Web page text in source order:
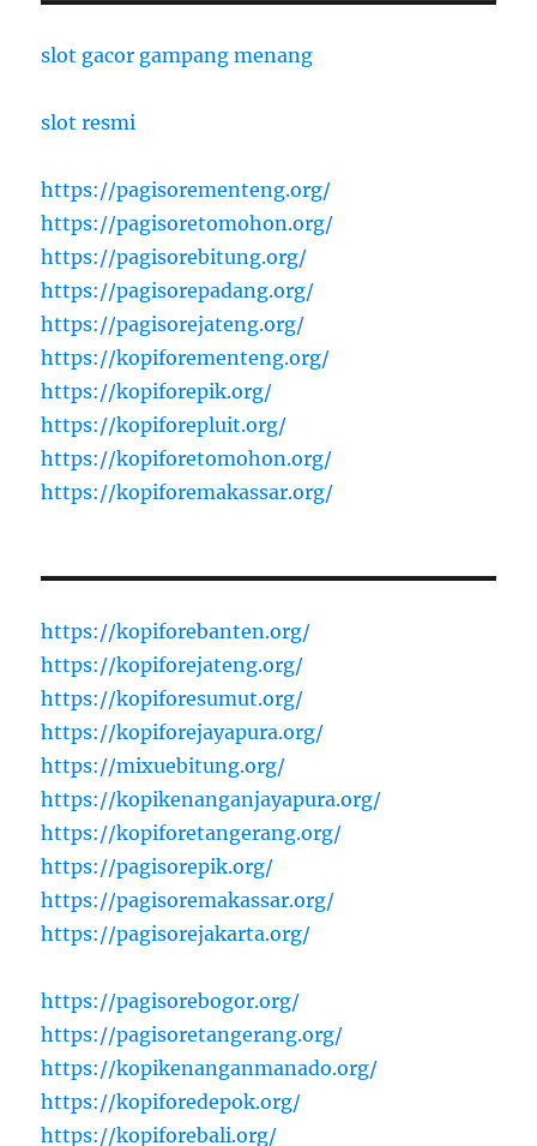
slot gacor gampang menang
slot resmi
https://pagisorementeng.org/
https://pagisoretomohon.org/
https://pagisorebitung.org/
https://pagisorepadang.org/
https://pagisorejateng.org/
https://kopiforementeng.org/
https://kopiforepik.org/
https://kopiforepluit.org/
https://kopiforetomohon.org/
https://kopiforemakassar.org/
https://kopiforebanten.org/
https://kopiforejateng.org/
https://kopiforesumut.org/
https://kopiforejayapura.org/
https://mixuebitung.org/
https://kopikenanganjayapura.org/
https://kopiforetangerang.org/
https://pagisorepik.org/
https://pagisoremakassar.org/
https://pagisorejakarta.org/
https://pagisorebogor.org/
https://pagisoretangerang.org/
https://kopikenanganmanado.org/
https://kopiforedepok.org/
https://kopiforebali.org/